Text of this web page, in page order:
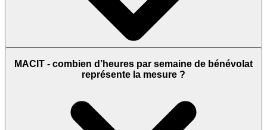
MACIT - combien d’heures par semaine de bénévolat
représente la mesure ?